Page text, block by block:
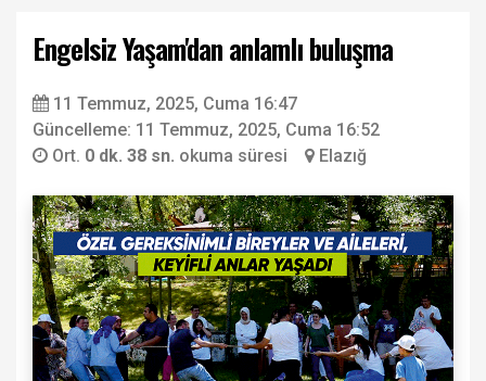
Engelsiz Yaşam'dan anlamlı buluşma
11 Temmuz, 2025, Cuma 16:47
Güncelleme: 11 Temmuz, 2025, Cuma 16:52
Ort. 0 dk. 38 sn. okuma süresi Elazığ